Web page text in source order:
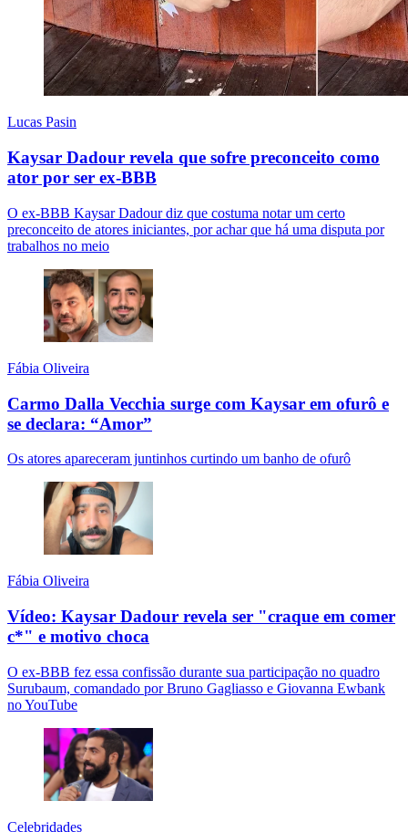
Lucas Pasin
Kaysar Dadour revela que sofre preconceito como
ator por ser ex-BBB
O ex-BBB Kaysar Dadour diz que costuma notar um certo
preconceito de atores iniciantes, por achar que há uma disputa por
trabalhos no meio
Fábia Oliveira
Carmo Dalla Vecchia surge com Kaysar em ofurô e
se declara: “Amor”
Os atores apareceram juntinhos curtindo um banho de ofurô
Fábia Oliveira
Vídeo: Kaysar Dadour revela ser "craque em comer
c*" e motivo choca
O ex-BBB fez essa confissão durante sua participação no quadro
Surubaum, comandado por Bruno Gagliasso e Giovanna Ewbank
no YouTube
Celebridades